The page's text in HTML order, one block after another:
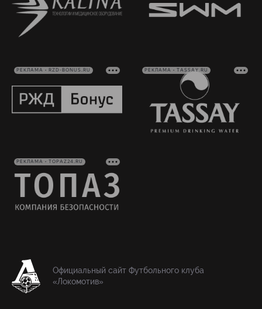
РЕКЛАМА • RZD-BONUS.RU РЕКЛАМА • TASSAY.RU
РЕКЛАМА • TOPAZ24.RU
Официальный сайт Футбольного клуба
«Локомотив»